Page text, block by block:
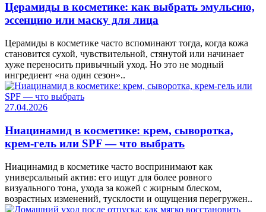
Церамиды в косметике: как выбрать эмульсию,
эссенцию или маску для лица
Церамиды в косметике часто вспоминают тогда, когда кожа
становится сухой, чувствительной, стянутой или начинает
хуже переносить привычный уход. Но это не модный
ингредиент «на один сезон»..
27.04.2026
Ниацинамид в косметике: крем, сыворотка,
крем-гель или SPF — что выбрать
Ниацинамид в косметике часто воспринимают как
универсальный актив: его ищут для более ровного
визуального тона, ухода за кожей с жирным блеском,
возрастных изменений, тусклости и ощущения перегружен..